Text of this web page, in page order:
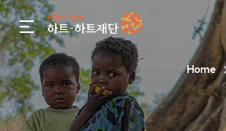
gnb menu open
Home